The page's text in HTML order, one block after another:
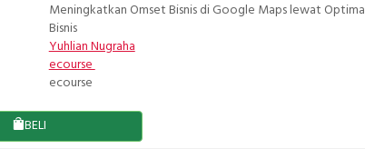
Meningkatkan Omset Bisnis di Google Maps lewat
Bisnis
Yuhlian Nugraha
ecourse
ecourse
BELI